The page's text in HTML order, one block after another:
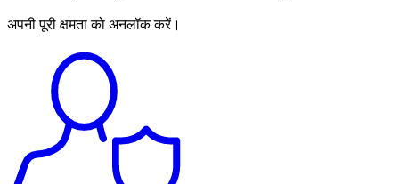
अपनी पूरी क्षमता को अनलॉक करें।